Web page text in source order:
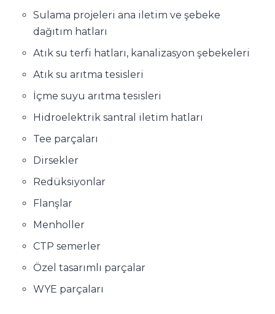
Sulama projeleri ana iletim ve şebeke
dağıtım hatları
Atık su terfi hatları, kanalizasyon şebekeleri
Atık su arıtma tesisleri
İçme suyu arıtma tesisleri
Hidroelektrik santral iletim hatları
Tee parçaları
Dirsekler
Redüksiyonlar
Flanşlar
Menholler
CTP semerler
Özel tasarımlı parçalar
WYE parçaları